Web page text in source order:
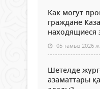
Как могут
граждане
находящиеся
05 тамыз 2026 ж.
Шетелде
азаматтары